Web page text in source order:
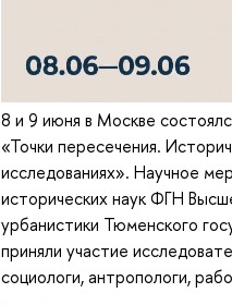
8 и 9 июня в Москве
«Точки пересечения.
исследованиях». Научное
исторических наук ФГН
урбанистики Тюменского
приняли участие
социологи, антропологи,